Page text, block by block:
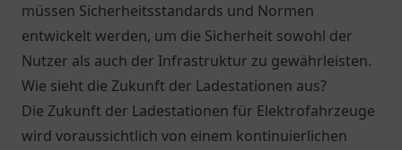
müssen Sicherheitsstandards und Normen
entwickelt werden, um die Sicherheit sowohl der
Nutzer als auch der Infrastruktur zu gewährleisten.
Wie sieht die Zukunft der Ladestationen aus?
Die Zukunft der Ladestationen für Elektrofahrzeuge
wird voraussichtlich von einem kontinuierlichen